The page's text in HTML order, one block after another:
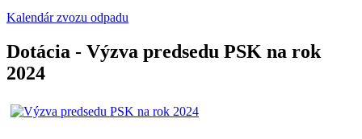
Kalendár zvozu odpadu
Dotácia - Výzva predsedu PSK na rok
2024